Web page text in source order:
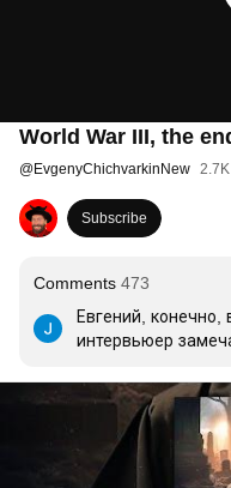
World War III, the
@EvgenyChichvarkinNew
Subscribe
Comments 473
Евгений, конечно,
интервьюер